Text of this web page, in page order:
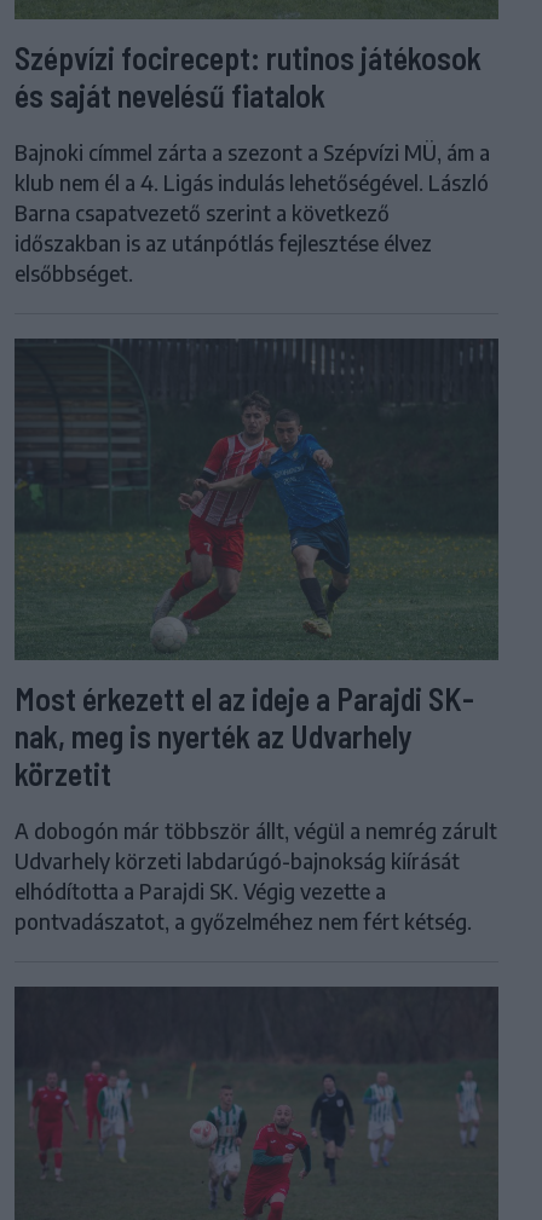
Szépvízi focirecept: rutinos játékosok
és saját nevelésű fiatalok
Bajnoki címmel zárta a szezont a Szépvízi MÜ, ám a
klub nem él a 4. Ligás indulás lehetőségével. László
Barna csapatvezető szerint a következő
időszakban is az utánpótlás fejlesztése élvez
elsőbbséget.
Most érkezett el az ideje a Parajdi SK-
nak, meg is nyerték az Udvarhely
körzetit
A dobogón már többször állt, végül a nemrég zárult
Udvarhely körzeti labdarúgó-bajnokság kiírását
elhódította a Parajdi SK. Végig vezette a
pontvadászatot, a győzelméhez nem fért kétség.